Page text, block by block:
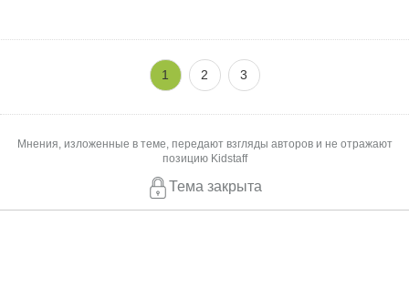
1 2 3
Мнения, изложенные в теме, передают взгляды авторов и не отражают
позицию Kidstaff
Тема закрыта